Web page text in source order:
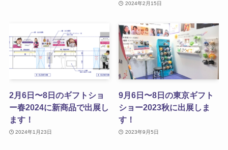
2024年2月15日
2月6日〜8日のギフトショ
ー春2024に新商品で出展し
ます！
2024年1月23日
9月6日〜8日の東京ギフト
ショー2023秋に出展しま
す！
2023年9月5日